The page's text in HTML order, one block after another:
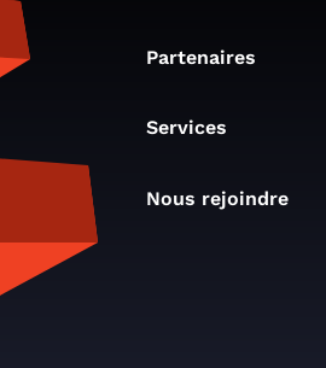
Partenaires
Services
Nous rejoindre